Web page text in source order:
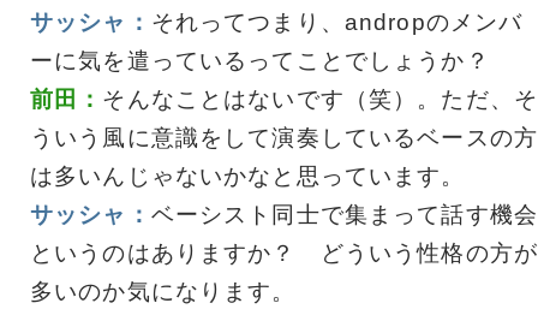
サッシャ： それってつまり、andropのメンバ
ーに気を遣っているってことでしょうか？
前田： そんなことはないです（笑）。ただ、そ
ういう風に意識をして演奏しているベースの方
は多いんじゃないかなと思っています。
サッシャ： ベーシスト同士で集まって話す機会
というのはありますか？ どういう性格の方が
多いのか気になります。